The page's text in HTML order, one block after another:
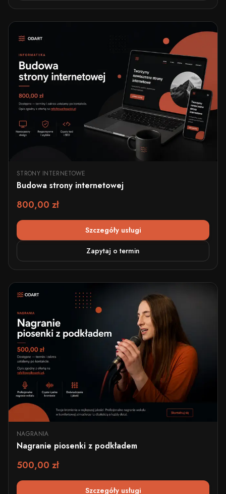
STRONY INTERNETOWE
Budowa strony internetowej
800,00 zł
Szczegóły usługi
Zapytaj o termin
NAGRANIA
Nagranie piosenki z podkładem
500,00 zł
Szczegóły usługi